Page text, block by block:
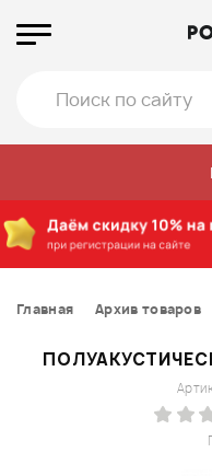
Главная Архив товаров